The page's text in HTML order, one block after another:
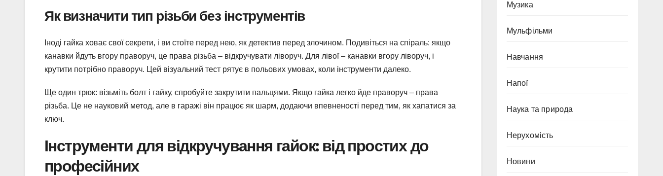
Як визначити тип різьби без інструментів
Іноді гайка ховає свої секрети, і ви стоїте перед нею, як детектив перед злочином. Подивіться на спіраль: якщо
канавки йдуть вгору праворуч, це права різьба – відкручувати ліворуч. Для лівої – канавки вгору ліворуч, і
крутити потрібно праворуч. Цей візуальний тест рятує в польових умовах, коли інструменти далеко.
Ще один трюк: візьміть болт і гайку, спробуйте закрутити пальцями. Якщо гайка легко йде праворуч – права
різьба. Це не науковий метод, але в гаражі він працює як шарм, додаючи впевненості перед тим, як хапатися за
ключ.
Інструменти для відкручування гайок: від простих до
професійних
Музика
Мульфільми
Навчання
Напої
Наука та природа
Нерухомість
Новини